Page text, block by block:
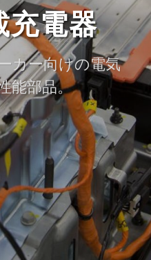
充電器
カー向けの電気
能部品。